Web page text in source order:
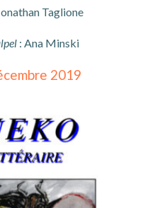
Taglione
: Ana Minski
2019